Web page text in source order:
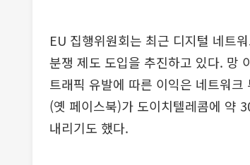
EU 집행위원회는 최근 디지털 네트
분쟁 제도 도입을 추진하고 있다. 망
트래픽 유발에 따른 이익은 네트워
(옛 페이스북)가 도이치텔레콤에 약
내리기도 했다.